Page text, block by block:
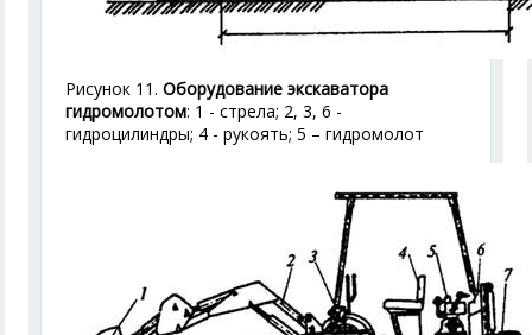
Рисунок 11.Оборудование экскаватора
гидромолотом: 1 - стрела; 2, 3, 6 -
гидроцилиндры; 4 - рукоять; 5 – гидромолот